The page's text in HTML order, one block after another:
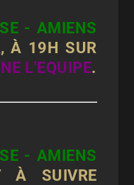
- AMIENS
À 19H SUR
L'EQUIPE.
- AMIENS
À SUIVRE